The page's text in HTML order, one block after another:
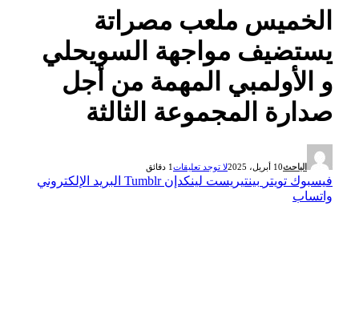
الخميس ملعب مصراتة
يستضيف مواجهة السويحلي
و الأولمبي المهمة من أجل
صدارة المجموعة الثالثة
الباحث10 أبريل، 2025 لا توجد تعليقات1 دقائق
فيسبوك تويتر بينتيريست لينكدإن Tumblr البريد الإلكتروني
واتساب